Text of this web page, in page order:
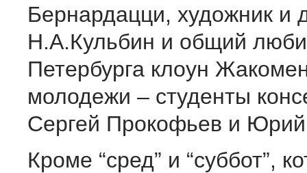
Бернардацци, художник и
Н.А.Кульбин и общий
Петербурга клоун
молодежи – студенты
Сергей Прокофьев и
Кроме “сред” и “суббот”,